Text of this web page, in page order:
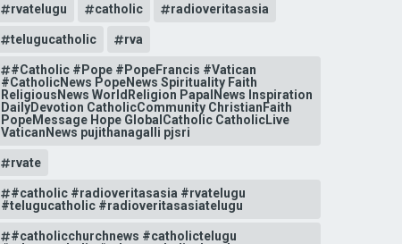
rvatelugu catholic radioveritasasia
telugucatholic rva
#Catholic #Pope #PopeFrancis #Vatican
#CatholicNews PopeNews Spirituality Faith
ReligiousNews WorldReligion PapalNews Inspiration
DailyDevotion CatholicCommunity ChristianFaith
PopeMessage Hope GlobalCatholic CatholicLive
VaticanNews pujithanagalli pjsri
rvate
#catholic #radioveritasasia #rvatelugu
#telugucatholic #radioveritasasiatelugu
#catholicchurchnews #catholictelugu